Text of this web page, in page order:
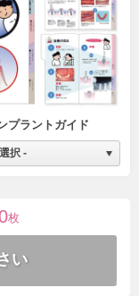
プラントガイド
枚